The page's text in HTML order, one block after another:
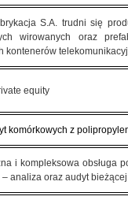
S.A. trudni się
wirowanych oraz
kontenerów
equity
komórkowych z
i kompleksowa obsługa
analiza oraz audyt